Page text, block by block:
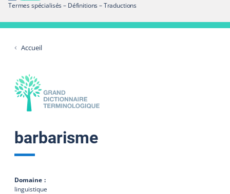
Termes spécialisés – Définitions – Traductions
Accueil
barbarisme
Domaine
linguistique